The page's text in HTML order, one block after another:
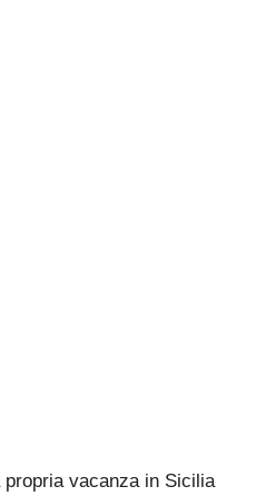
vacanza in Sicilia